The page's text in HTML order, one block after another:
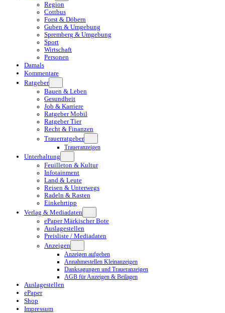
Region
Cottbus
Forst & Döbern
Guben & Umgebung
Spremberg & Umgebung
Sport
Wirtschaft
Personen
Damals
Kommentare
Ratgeber
Bauen & Leben
Gesundheit
Job & Karriere
Ratgeber Mobil
Ratgeber Tier
Recht & Finanzen
Trauerratgeber
Traueranzeigen
Unterhaltung
Feuilleton & Kultur
Infotainment
Land & Leute
Reisen & Unterwegs
Radeln & Rasten
Einkehrtipp
Verlag & Mediadaten
ePaper Märkischer Bote
Auslagestellen
Preisliste / Mediadaten
Anzeigen
Anzeigen aufgeben
Annahmestellen Kleinanzeigen
Danksagungen und Traueranzeigen
AGB für Anzeigen & Beilagen
Auslagestellen
ePaper
Shop
Impressum